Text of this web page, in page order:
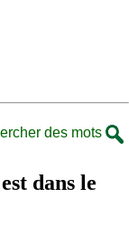
des mots
est dans le